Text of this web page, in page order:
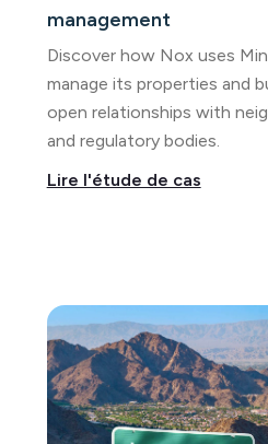
management
Discover how Nox uses
manage its properties and
open relationships with
and regulatory bodies.
Lire l'étude de cas